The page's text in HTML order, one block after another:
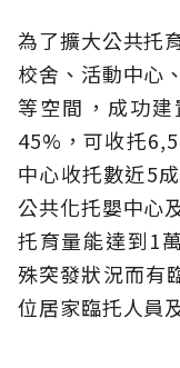
為了擴大公共托
校舍、活動中心
等空間，成功
45%，可收托
中心收托數近5
公共化托嬰中心
托育量能達到1
殊突發狀況而有
位居家臨托人員